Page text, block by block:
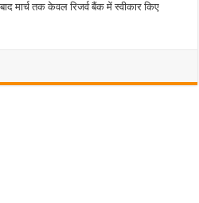
मार्च तक केवल रिजर्व बैंक में स्वीकार किए